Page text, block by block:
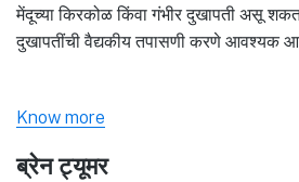
मेंदूच्या किरकोळ किंवा गंभीर दुखापती असू
दुखापतींची वैद्यकीय तपासणी करणे आवश्यक
Know more
ब्रेन ट्यूमर